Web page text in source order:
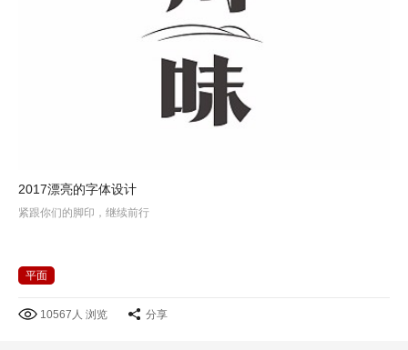
2017漂亮的字体设计
紧跟你们的脚印，继续前行
平面
10567人 浏览 分享